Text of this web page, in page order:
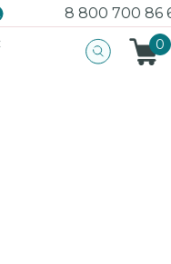
8 800 700 86
0